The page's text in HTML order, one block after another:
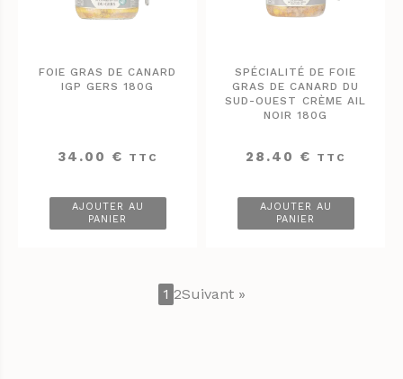
FOIE GRAS DE CANARD
IGP GERS 180G
34.00 € TTC
AJOUTER AU
PANIER
SPÉCIALITÉ DE FOIE
GRAS DE CANARD DU
SUD-OUEST CRÈME AIL
NOIR 180G
28.40 € TTC
AJOUTER AU
PANIER
1 2Suivant »